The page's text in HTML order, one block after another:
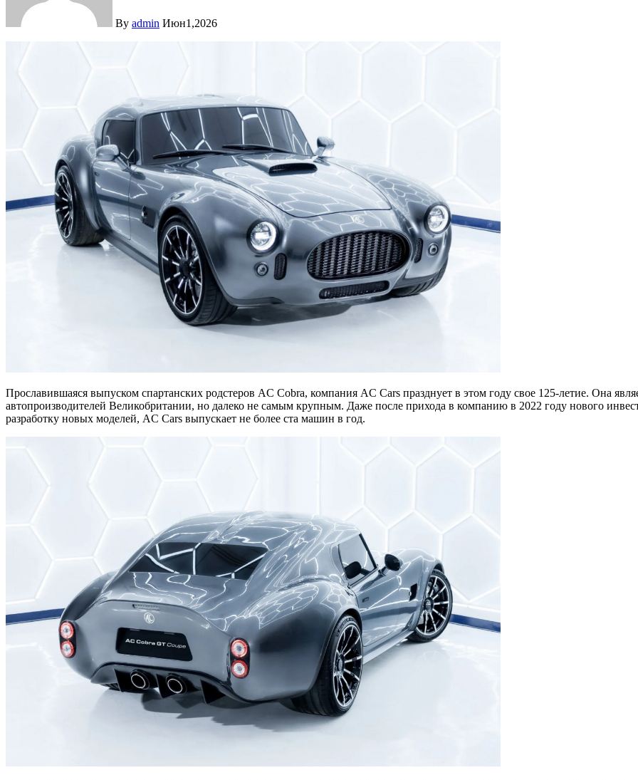
By admin Июн1,2026
Прославившаяся выпуском спартанских родстеров AC Cobra, компания AC Cars празднует в этом году свое 125-летие. Она
автопроизводителей Великобритании, но далеко не самым крупным. Даже после прихода в компанию в 2022 году нового
разработку новых моделей, AC Cars выпускает не более ста машин в год.